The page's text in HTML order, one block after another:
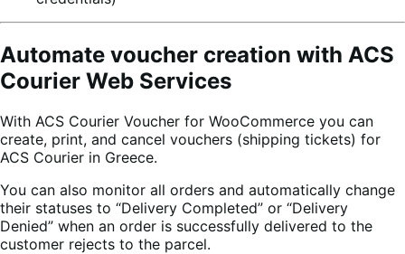
Automate voucher creation with ACS
Courier Web Services
With ACS Courier Voucher for WooCommerce you can
create, print, and cancel vouchers (shipping tickets) for
ACS Courier in Greece.
You can also monitor all orders and automatically change
their statuses to “Delivery Completed” or “Delivery
Denied” when an order is successfully delivered to the
customer rejects to the parcel.